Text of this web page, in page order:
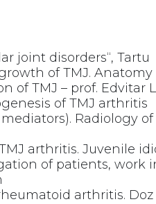
joint disorders“, Tartu
of TMJ.
of TMJ – prof. Edvitar
of TMJ arthritis
Radiology of
arthritis. Juvenile
of patients, work
arthritis. Doz